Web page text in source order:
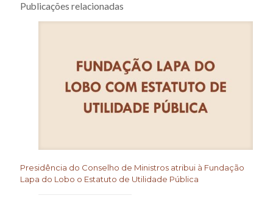
Publicações relacionadas
Presidência do Conselho de Ministros atribui à Fundação
Lapa do Lobo o Estatuto de Utilidade Pública